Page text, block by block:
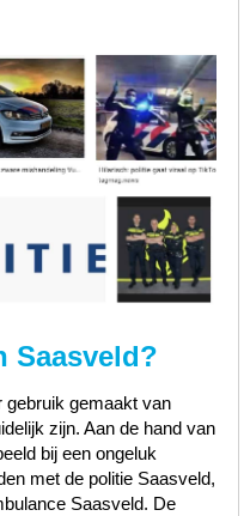
Saasveld?
gebruik gemaakt van
zijn. Aan de hand van
bij een ongeluk
met de politie Saasveld,
Saasveld. De